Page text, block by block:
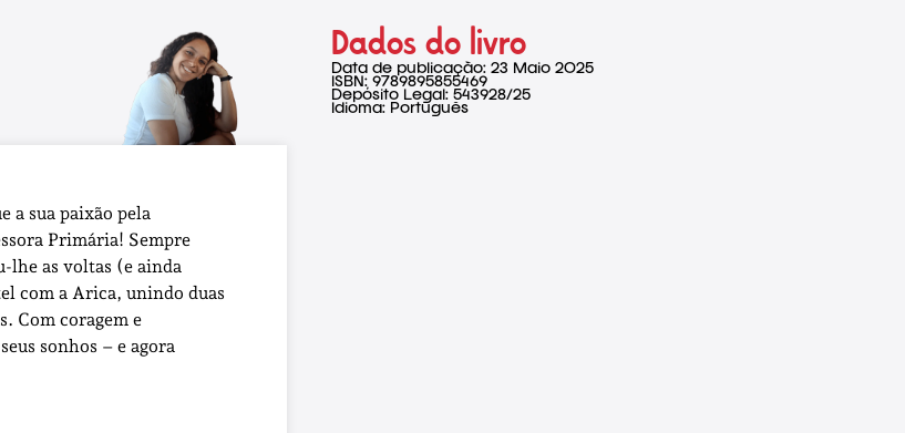
a sua paixão pela
Primária! Sempre
lhe as voltas (e ainda
com a Arica, unindo duas
Com coragem e
sonhos – e agora
Dados do livro
Data de publicação: 23 Maio 2025
ISBN: 9789895855469
Depósito Legal: 543928/25
Idioma: Português